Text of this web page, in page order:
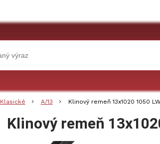
Klasické A/13 Klinový remeň 13x1020 1050
Klinový remeň